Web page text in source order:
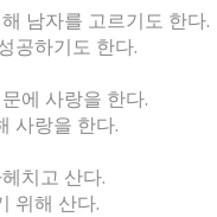
남자를 고르기도 한다.
공하기도 한다.
에 사랑을 한다.
사랑을 한다.
치고 산다.
위해 산다.